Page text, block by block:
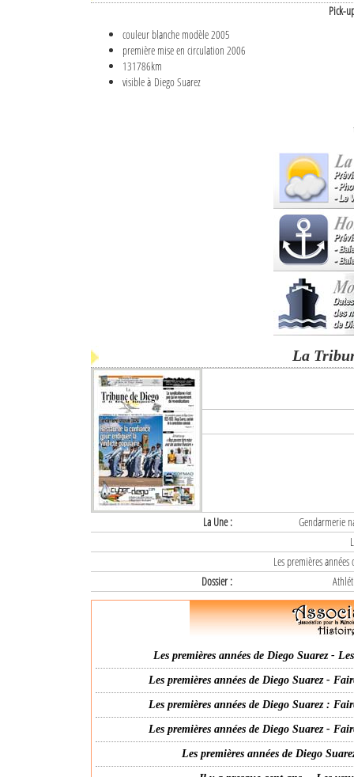
Pick-
couleur blanche modèle 2005
première mise en circulation 2006
131786km
visible à Diego Suarez
La
La Une :
Gendarmerie
Les premières
Dossier :
Les premières années de Diego Suarez -
Les premières années de Diego Suarez -
Les premières années de Diego Suarez :
Les premières années de Diego Suarez -
Les premières années de Diego